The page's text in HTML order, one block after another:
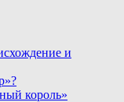
и
король»